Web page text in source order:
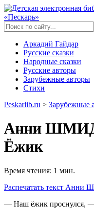
Аркадий Гайдар
Русские сказки
Народные сказки
Русские авторы
Зарубежные авторы
Стихи
Peskarlib.ru > Зарубежные
Анни
Ёжик
Время чтения: 1 мин.
Распечатать текст Анни
— Наш ёжик проснулся, —